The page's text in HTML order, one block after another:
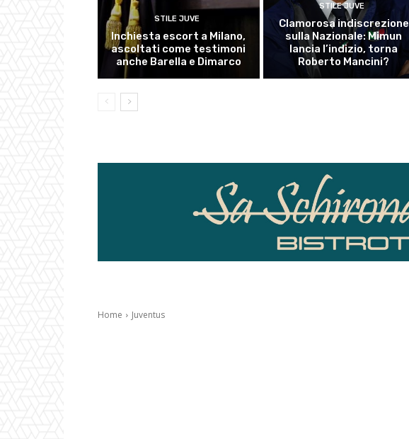
STILE JUVE
Inchiesta escort a Milano,
ascoltati come testimoni
anche Barella e Dimarco
STILE JUVE
Clamorosa indiscrezione
sulla Nazionale: Mimun
lancia l’indizio, torna
Roberto Mancini?